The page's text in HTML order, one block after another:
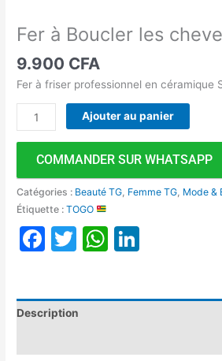
Fer à Boucler les
9.900 CFA
Fer à friser professionnel en céramique
Ajouter au panier
COMMANDER SUR WHATSAPP
Catégories : Beauté TG, Femme TG, Mode &
Étiquette :TOGO
Facebook
TwitterWhatsApp
Description